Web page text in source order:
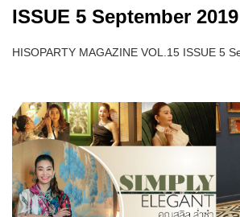
ISSUE 5 September 2019
HISOPARTY MAGAZINE VOL.15 ISSUE 5